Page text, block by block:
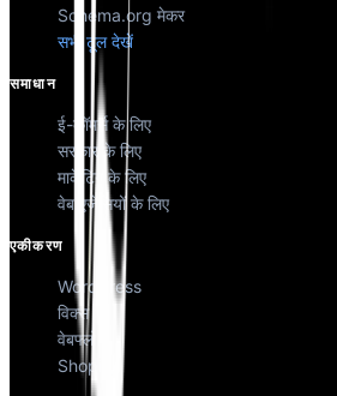
Schema.org मेकर
सभी टूल देखें
समाधान
ई-कॉमर्स के लिए
सरकार के लिए
मार्केटिंग के लिए
वेब एजेंसियों के लिए
एकीकरण
WordPress
विक्स
वेबफ्लो
Shopify